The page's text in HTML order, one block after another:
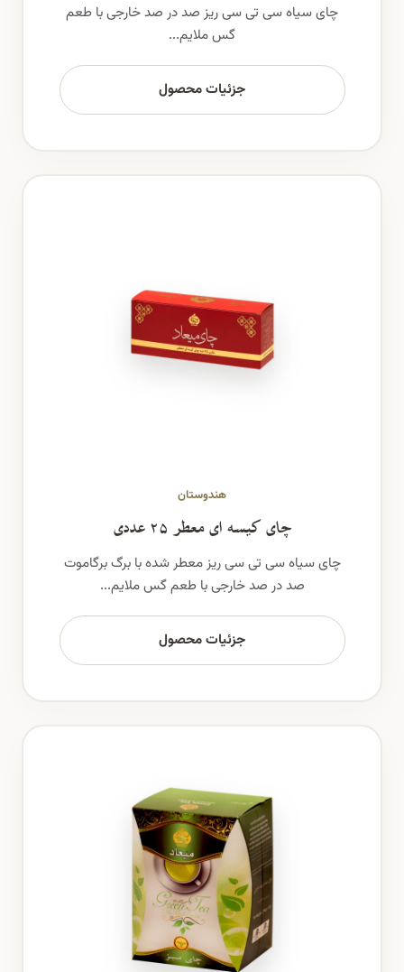
چای سیاه سی تی سی ریز صد در صد خارجی با طعم
گس ملایم...
جزئیات محصول
هندوستان
چای کیسه ای معطر ۲۵ عددی
چای سیاه سی تی سی ریز معطر شده با برگ برگاموت
صد در صد خارجی با طعم گس ملایم...
جزئیات محصول